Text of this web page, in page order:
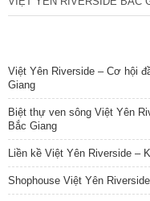
Việt Yên Riverside – Cơ hội
Giang
Biệt thự ven sông Việt Yên
Bắc Giang
Liền kề Việt Yên Riverside –
Shophouse Việt Yên